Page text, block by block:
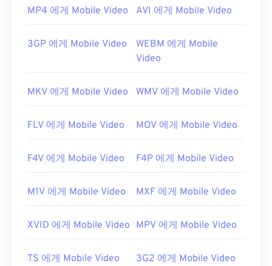
Microsoft는 더 이상 WTV를 지원하지 않습니다. 그럼
보호되는 콘텐츠의 경우, 녹화에 사용된 Windows PC
에서만 재생됩니다. 저작권으로 보호되지 않는 콘텐
WTV 파일을 열 수 있는 다른 플레이어로는
PowerDVD,Cyberlink PowerProducer등이 있습니
참조하세요.
최초 출시:
유용한 링크:
_TV_쇼)
MP4 에게 Mobile Video AVI 에게 Mobile Video
3GP 에게 Mobile Video
WEBM 에게 Mobile
Video
MKV 에게 Mobile Video WMV 에게 Mobile Video
FLV 에게 Mobile Video MOV 에게 Mobile Video
F4V 에게 Mobile Video F4P 에게 Mobile Video
M1V 에게 Mobile Video MXF 에게 Mobile Video
XVID 에게 Mobile Video MPV 에게 Mobile Video
TS 에게 Mobile Video 3G2 에게 Mobile Video